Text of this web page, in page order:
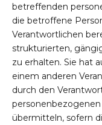
betreffenden
die betroffene
Verantwortlichen
strukturierten,
zu erhalten. Sie hat
einem anderen
durch den
übermitteln, sofern